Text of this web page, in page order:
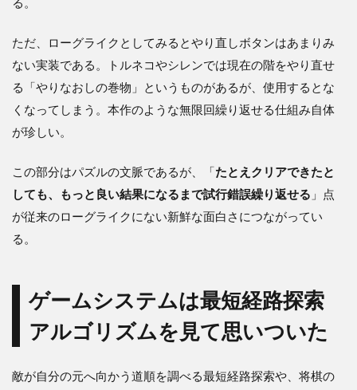
ただ、ローグライクとしてみるとやり直しボタンはあまりみ
ない実装である。トルネコやシレンでは現在の階をやり直せ
る「やりなおしの巻物」というものがあるが、使用するとな
くなってしまう。本作のような無限回繰り返せる仕組み自体
が珍しい。
この部分はパズルの文脈であるが、「たとえクリアできたと
しても、もっと良い結果になるまで試行錯誤繰り返せる 」点
が従来のローグライクにない新鮮な面白さにつながってい
る。
ゲームシステムは最短経路探索
アルゴリズムを見て思いついた
敵が自分の元へ向かう道順を調べる最短経路探索や、将棋の